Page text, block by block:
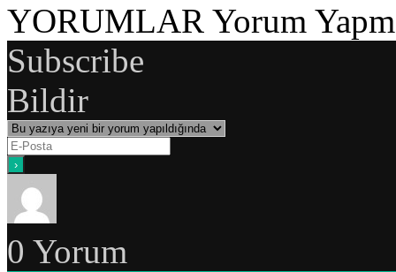
YORUMLAR Yorum
Subscribe
Bildir
0 Yorum